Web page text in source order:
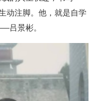
动注脚。他，就是自学
吕景彬。